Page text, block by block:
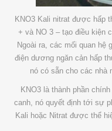
KNO3 Kali nitrat được hấp
+ và NO 3 – tạo điều kiện
Ngoài ra, các mối quan hệ
điện dương ngăn cản hấp
nó có sẵn cho các nhà
KNO3 là thành phần
canh, nó quyết định tới sự
Kali hoặc Nitrat được thể